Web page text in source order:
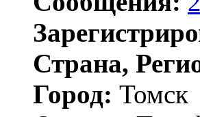
Страна,
Город: Томск